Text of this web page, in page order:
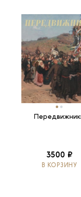
3500 ₽
В КОРЗИНУ